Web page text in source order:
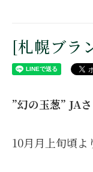
[札幌ブラ
”幻の玉葱” JA
10月月上旬頃